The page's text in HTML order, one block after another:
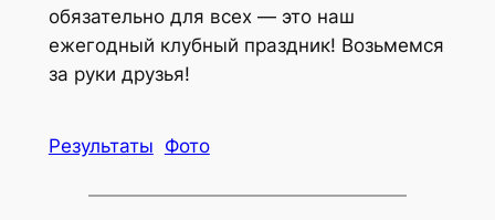
обязательно для всех — это наш
ежегодный клубный праздник! Возьмемся
за руки друзья!
Результаты Фото